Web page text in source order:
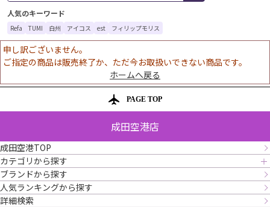
人気のキーワード
Refa TUMI 白州 アイコス est フィリップモリス
申し訳ございません。
ご指定の商品は販売終了か、ただ今お取扱いできない商品です。
ホームへ戻る
PAGE TOP
成田空港店
成田空港TOP
カテゴリから探す
ブランドから探す
人気ランキングから探す
詳細検索